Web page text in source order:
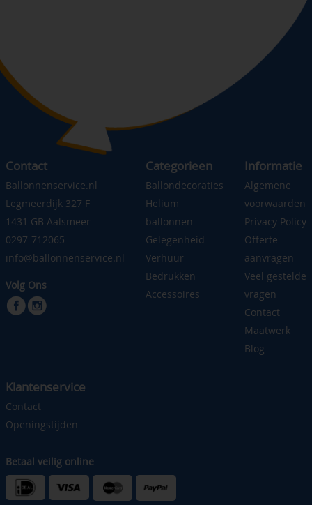
Contact
Ballonnenservice.nl
Legmeerdijk 327 F
1431 GB Aalsmeer
0297-712065
info@ballonnenservice.nl
Volg Ons
Categorieen
Ballondecoraties
Helium
ballonnen
Gelegenheid
Verhuur
Bedrukken
Accessoires
Informatie
Algemene
voorwaarden
Privacy Policy
Offerte
aanvragen
Veel gestelde
vragen
Contact
Maatwerk
Blog
Klantenservice
Contact
Openingstijden
Betaal veilig online